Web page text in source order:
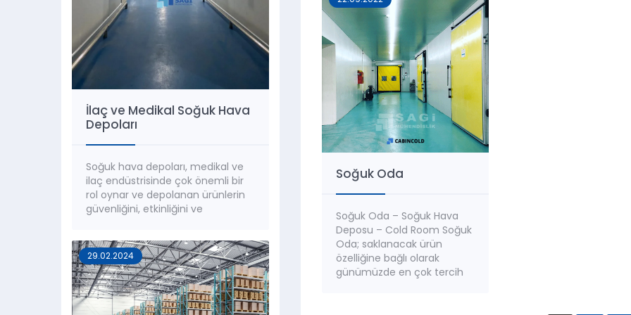
olan bu ürünlerin, soğuk
zincir süreçleri titizlikle
planlanmalı ve
yürütülmelidir. Ürünlerin
soğuk hava depolarında
doğru sıcaklıklarda
muhafaza edilmesi, ürünün
etki gücünün ve
güvenliğinin korunması
için...
Soğuk Oda
Soğuk Oda – Soğuk Hava
Deposu – Cold Room Soğuk
Oda; saklanacak ürün
özelliğine bağlı olarak
günümüzde en çok tercih
İlaç ve Medikal Soğuk Hava
Depoları
Soğuk hava depoları, medikal ve
ilaç endüstrisinde çok önemli bir
rol oynar ve depolanan ürünlerin
güvenliğini, etkinliğini ve
Sıcaklığa duyarlılığı yüksek olan bu
ürünlerin, soğuk zincir süreçleri
titizlikle planlanmalı ve
yürütülmelidir. Ürünlerin soğuk
hava depolarında doğru
sıcaklıklarda muhafaza edilmesi,
29.02.2024